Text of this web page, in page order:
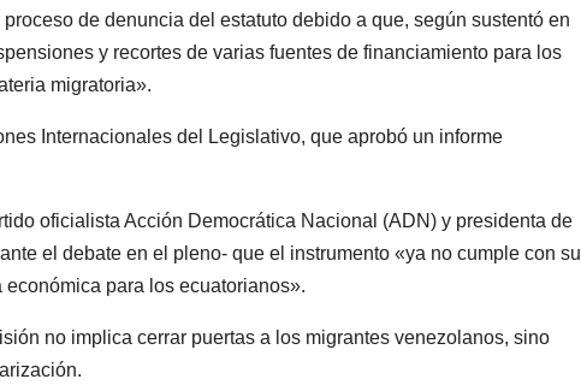
de denuncia del estatuto debido a que, según sustentó en
y recortes de varias fuentes de financiamiento para los
migratoria».
Internacionales del Legislativo, que aprobó un informe
oficialista Acción Democrática Nacional (ADN) y presidenta de
el debate en el pleno- que el instrumento «ya no cumple con su
para los ecuatorianos».
no implica cerrar puertas a los migrantes venezolanos, sino